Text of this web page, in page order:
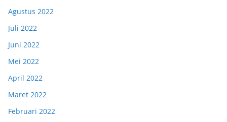
Agustus 2022
Juli 2022
Juni 2022
Mei 2022
April 2022
Maret 2022
Februari 2022